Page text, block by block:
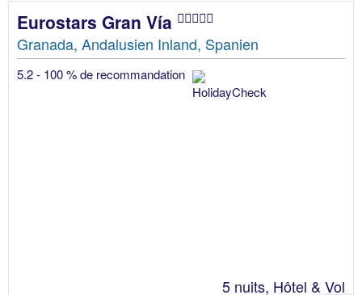
Eurostars Gran Vía
Granada, Andalusien Inland, Spanien
5.2 - 100 % de recommandation
5 nuits, Hôtel & Vol